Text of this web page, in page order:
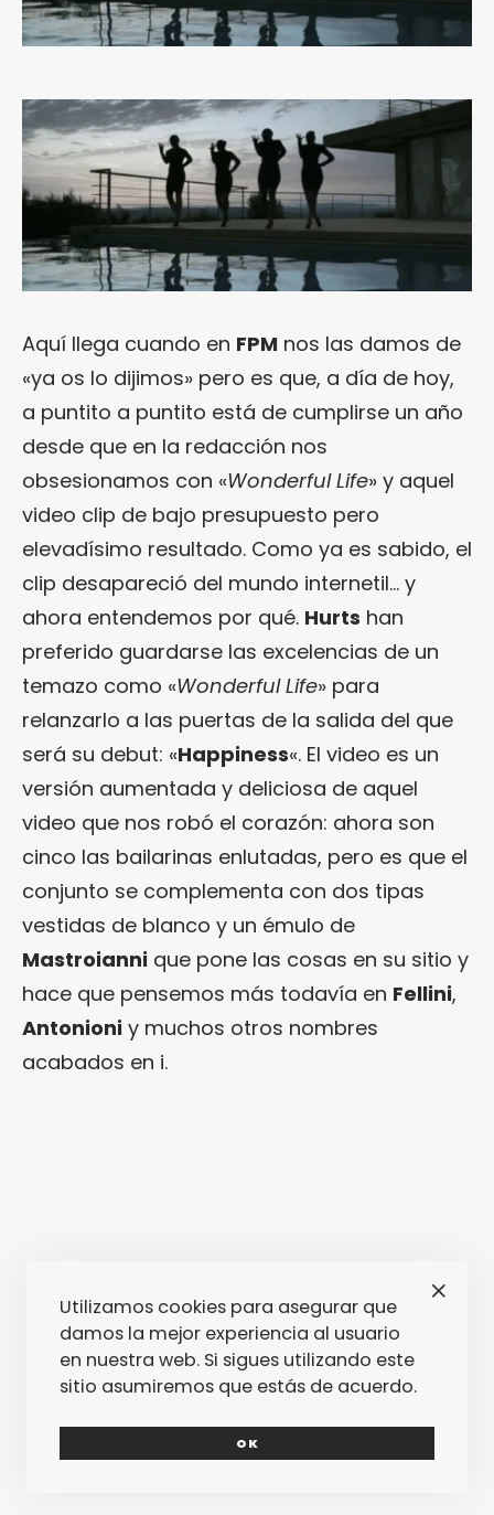
Aquí llega cuando en FPM nos las damos de
«ya os lo dijimos» pero es que, a día de hoy,
a puntito a puntito está de cumplirse un año
desde que en la redacción nos
obsesionamos con «Wonderful Life» y aquel
video clip de bajo presupuesto pero
elevadísimo resultado. Como ya es sabido, el
clip desapareció del mundo internetil… y
ahora entendemos por qué. Hurts han
preferido guardarse las excelencias de un
temazo como «Wonderful Life» para
relanzarlo a las puertas de la salida del que
será su debut: «Happiness«. El video es un
versión aumentada y deliciosa de aquel
video que nos robó el corazón: ahora son
cinco las bailarinas enlutadas, pero es que el
conjunto se complementa con dos tipas
vestidas de blanco y un émulo de
Mastroianni que pone las cosas en su sitio y
hace que pensemos más todavía en Fellini,
Antonioni y muchos otros nombres
acabados en i.
Utilizamos cookies para asegurar que
damos la mejor experiencia al usuario
en nuestra web. Si sigues utilizando este
sitio asumiremos que estás de acuerdo.
OK